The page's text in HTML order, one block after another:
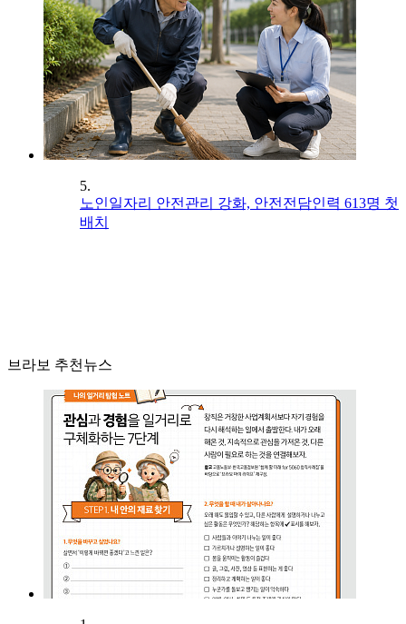
5.
노인일자리 안전관리 강화, 안전전담인력 613명 첫
배치
브라보 추천뉴스